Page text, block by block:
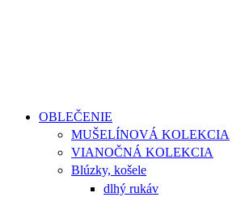
OBLEČENIE
MUŠELÍNOVÁ KOLEKCIA
VIANOČNÁ KOLEKCIA
Blúzky, košele
dlhý rukáv